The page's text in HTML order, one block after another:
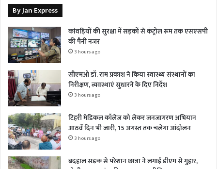
By Jan Express
कांवड़ियों की सुरक्षा में सड़कों से कंट्रोल रूम तक एसएसपी
की पैनी नजर
3 hours ago
सीएमओ डॉ. राम प्रकाश ने किया स्वास्थ्य संस्थानों का
निरीक्षण, व्यवस्थाएं सुधारने के दिए निर्देश
3 hours ago
टिहरी मेडिकल कॉलेज को लेकर जनजागरण अभियान
आठवें दिन भी जारी, 15 अगस्त तक चलेगा आंदोलन
3 hours ago
बदहाल सड़क से परेशान छात्रा ने लगाई डीएम से गुहार,